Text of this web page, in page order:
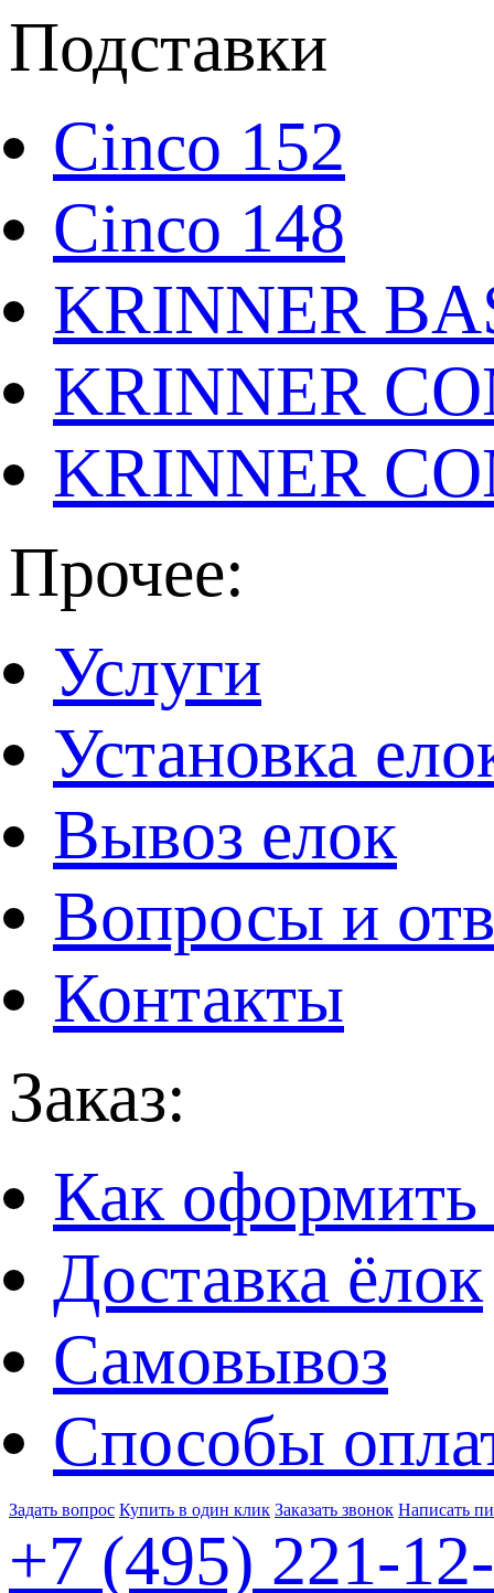
Подставки
Cinco 152
Cinco 148
KRINNER
KRINNER
KRINNER
Прочее:
Услуги
Установка
Вывоз елок
Вопросы и
Контакты
Заказ:
Как оформить
Доставка ёлок
Самовывоз
Способы
Задать вопрос Купить в один клик Заказать звонок Написать
+7 (495) 221-